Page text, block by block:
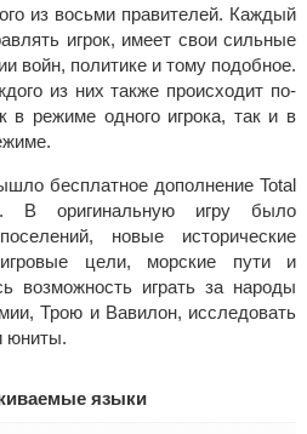
из восьми правителей. Каждый
игрок, имеет свои сильные
войн, политике и тому подобное.
из них также происходит по-
в режиме одного игрока, так и в
бесплатное дополнение Total
В оригинальную игру было
новые исторические
игровые цели, морские пути и
возможность играть за народы
Трою и Вавилон, исследовать
юниты.
языки